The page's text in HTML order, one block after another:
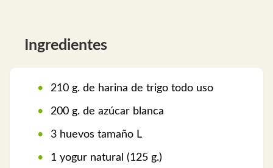
Ingredientes
210 g. de harina de trigo todo uso
200 g. de azúcar blanca
3 huevos tamaño L
1 yogur natural (125 g.)